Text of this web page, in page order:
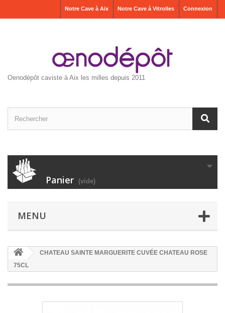
Connexion
Notre Cave à Vitrolles
Notre Cave à Aix
Oenodépôt caviste à Aix les milles depuis 2011
Panier (vide)
MENU
CHATEAU SAINTE MARGUERITE CUVÉE CHATEAU ROSE
75CL